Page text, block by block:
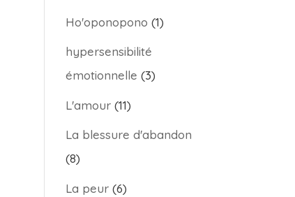
Ho'oponopono (1)
hypersensibilité
émotionnelle (3)
L'amour (11)
La blessure d'abandon
(8)
La peur (6)